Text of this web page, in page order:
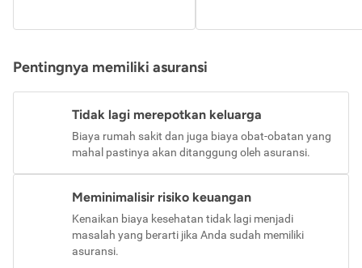
Pentingnya memiliki asuransi
Tidak lagi merepotkan keluarga
Biaya rumah sakit dan juga biaya obat-obatan yang
mahal pastinya akan ditanggung oleh asuransi.
Meminimalisir risiko keuangan
Kenaikan biaya kesehatan tidak lagi menjadi
masalah yang berarti jika Anda sudah memiliki
asuransi.